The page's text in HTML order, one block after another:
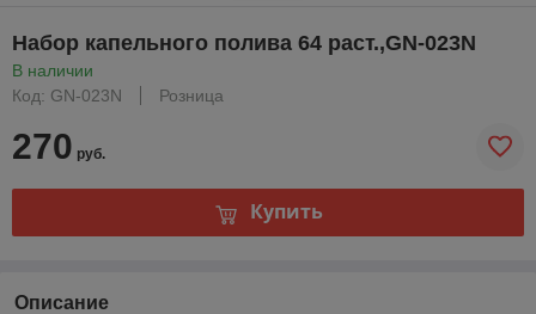
Набор капельного полива 64 раст.,GN-023N
В наличии
Код: GN-023N
Розница
270 руб.
Купить
Описание